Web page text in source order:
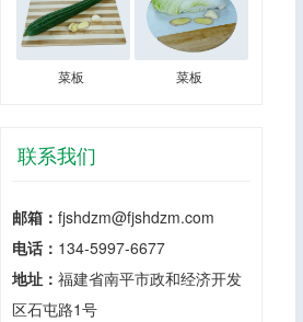
菜板 菜板
联系我们
邮箱： fjshdzm@fjshdzm.com
电话： 134-5997-6677
地址： 福建省南平市政和经济开发
区石屯路1号